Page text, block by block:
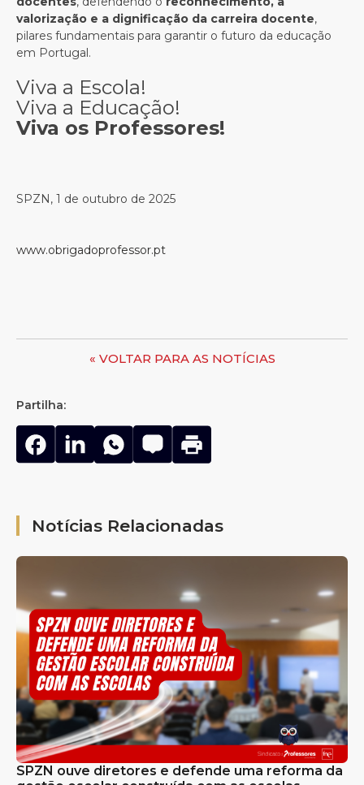
valorização e a dignificação da carreira docente,
pilares fundamentais para garantir o futuro da educação
em Portugal.
Viva a Escola!
Viva a Educação!
Viva os Professores!
SPZN, 1 de outubro de 2025
www.obrigadoprofessor.pt
« VOLTAR PARA AS NOTÍCIAS
Partilha:
Notícias Relacionadas
SPZN ouve diretores e defende uma reforma da